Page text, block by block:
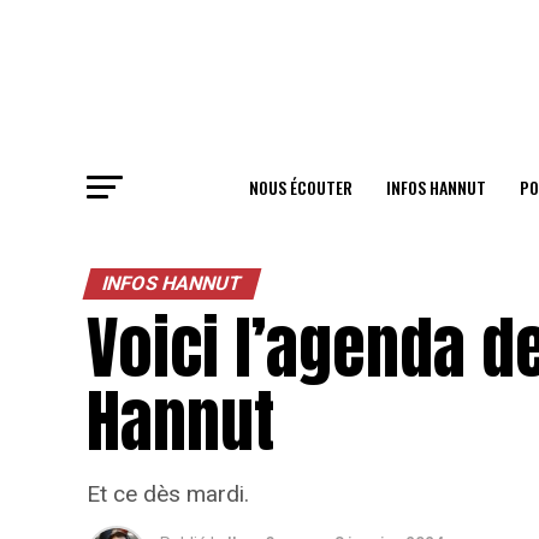
NOUS ÉCOUTER INFOS HANNUT
INFOS HANNUT
Voici l’agenda
Hannut
Et ce dès mardi.